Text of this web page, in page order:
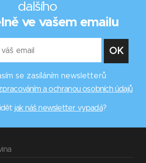
dalšího
ve vašem emailu
se zasíláním newsletterů
a ochranou osobních údajů
jak náš newsletter vypadá?